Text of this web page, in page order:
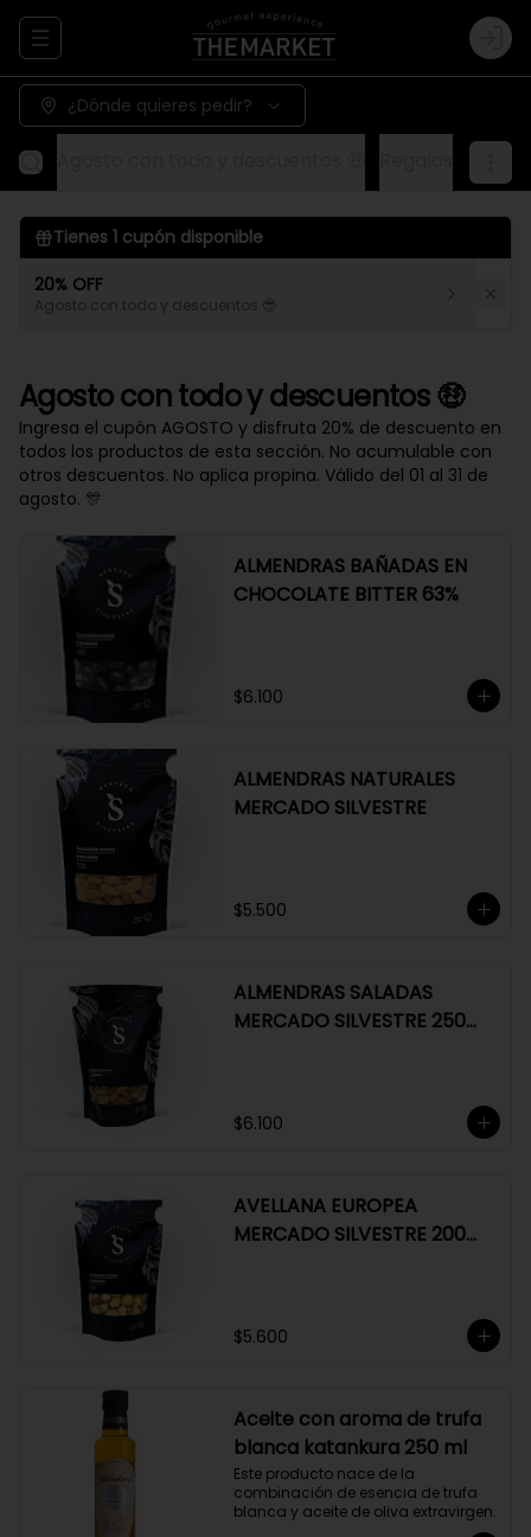
Abrir menu de navegación Login
¿Dónde quieres pedir?
Tienes 1 cupón disponible
20% OFF
Agosto con todo y descuentos 😎
Agosto con todo y descuentos 🤑
Ingresa el cupón AGOSTO y disfruta 20% de descuento en
todos los productos de esta sección. No acumulable con
otros descuentos. No aplica propina. Válido del 01 al 31 de
agosto. 🎊
ALMENDRAS BAÑADAS EN
CHOCOLATE BITTER 63%
$6.100
ALMENDRAS NATURALES
MERCADO SILVESTRE
$5.500
ALMENDRAS SALADAS
MERCADO SILVESTRE 250
$6.100
AVELLANA EUROPEA
MERCADO SILVESTRE 200
$5.600
Aceite con aroma de trufa
blanca katankura 250 ml
Este producto nace de la
combinación de esencia de trufa
blanca y aceite de oliva extravirgen.